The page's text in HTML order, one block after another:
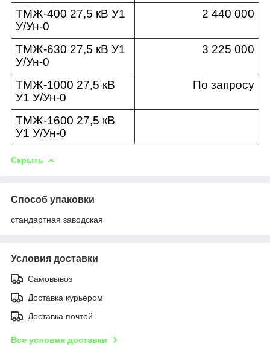
ТМЖ-400 27,5 кВ У1
У/Ун-0
2 440 000
ТМЖ-630 27,5 кВ У1
У/Ун-0
3 225 000
ТМЖ-1000 27,5 кВ
У1 У/Ун-0
По запросу
ТМЖ-1600 27,5 кВ
У1 У/Ун-0
Скрыть
Способ упаковки
стандартная заводская
Условия доставки
Самовывоз
Доставка курьером
Доставка почтой
Все условия доставки